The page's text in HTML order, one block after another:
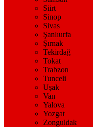
Siirt
Sinop
Sivas
Şanlıurfa
Şırnak
Tekirdağ
Tokat
Trabzon
Tunceli
Uşak
Van
Yalova
Yozgat
Zonguldak